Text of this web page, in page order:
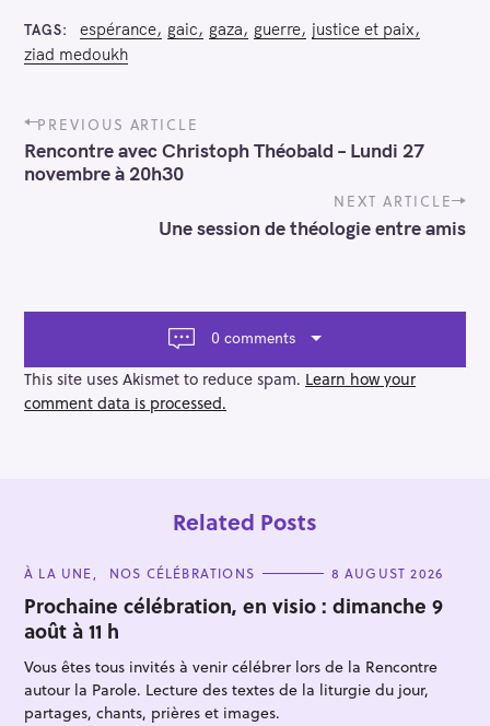
TAGS espérance gaic gaza guerre
justice et paix
ziad medoukh
P
o
s
t
a
o
n
PREVIOUS ARTICLE
Rencontre avec Christoph Théobald – Lundi 27
novembre à 20h30
NEXT ARTICLE
Une session de théologie entre amis
0 comments
This site uses Akismet to reduce spam. Learn how your
comment data is processed.
Related Posts
C
T
E
G
O
R
I
E
S
À LA UNE NOS CÉLÉBRATIONS 8 AUGUST 2026
Prochaine célébration, en visio : dimanche 9
août à 11 h
Vous êtes tous invités à venir célébrer lors de la Rencontre
autour la Parole. Lecture des textes de la liturgie du jour,
partages, chants, prières et images.